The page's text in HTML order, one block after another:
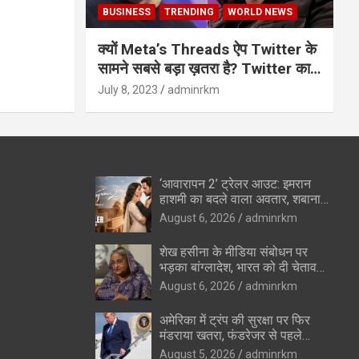
BUSINESS TRENDING WORLD NEWS
क्यों Meta’s Threads ऐप Twitter के
सामने सबसे बड़ा ख़तरा है? Twitter का
अंत?
July 8, 2023 adminrkm
‘आवारापन 2’ ट्रेलर आउट: इमरान
हाशमी का बदले वाला अवतार, शबाना
आजमी के विलेन रोल ने उड़ाए होश
August 6, 2026 adminrkm
शेख हसीना के मीडिया संबोधन पर
भड़का बांग्लादेश, भारत को दी चेतावनी
—”रिश्ते सुधारने की कोशिशों को
पहुंचेगा नुकसान”
August 6, 2026 adminrkm
अमेरिका में ट्रंप की सुरक्षा पर फिर
मंडराया खतरा, फंडरेजर से पहले
हथियारों के साथ संदिग्ध पकड़ा गया
August 5, 2026 adminrkm